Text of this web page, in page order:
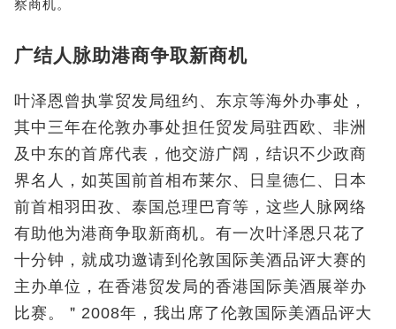
察商机。
广结人脉助港商争取新商机
叶泽恩曾执掌贸发局纽约、东京等海外办事处，
其中三年在伦敦办事处担任贸发局驻西欧、非洲
及中东的首席代表，他交游广阔，结识不少政商
界名人，如英国前首相布莱尔、日皇德仁、日本
前首相羽田孜、泰国总理巴育等，这些人脉网络
有助他为港商争取新商机。有一次叶泽恩只花了
十分钟，就成功邀请到伦敦国际美酒品评大赛的
主办单位，在香港贸发局的香港国际美酒展举办
比赛。＂2008年，我出席了伦敦国际美酒品评大